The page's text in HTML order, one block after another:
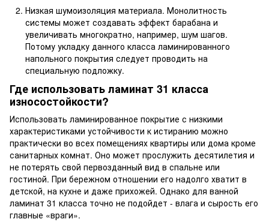
Низкая шумоизоляция материала. Монолитность
системы может создавать эффект барабана и
увеличивать многократно, например, шум шагов.
Потому укладку данного класса ламинированного
напольного покрытия следует проводить на
специальную подложку.
Где использовать ламинат 31 класса
износостойкости?
Использовать ламинированное покрытие с низкими
характеристиками устойчивости к истиранию можно
практически во всех помещениях квартиры или дома кроме
санитарных комнат. Оно может прослужить десятилетия и
не потерять свой первозданный вид в спальне или
гостиной. При бережном отношении его надолго хватит в
детской, на кухне и даже прихожей. Однако для ванной
ламинат 31 класса точно не подойдет - влага и сырость его
главные «враги».